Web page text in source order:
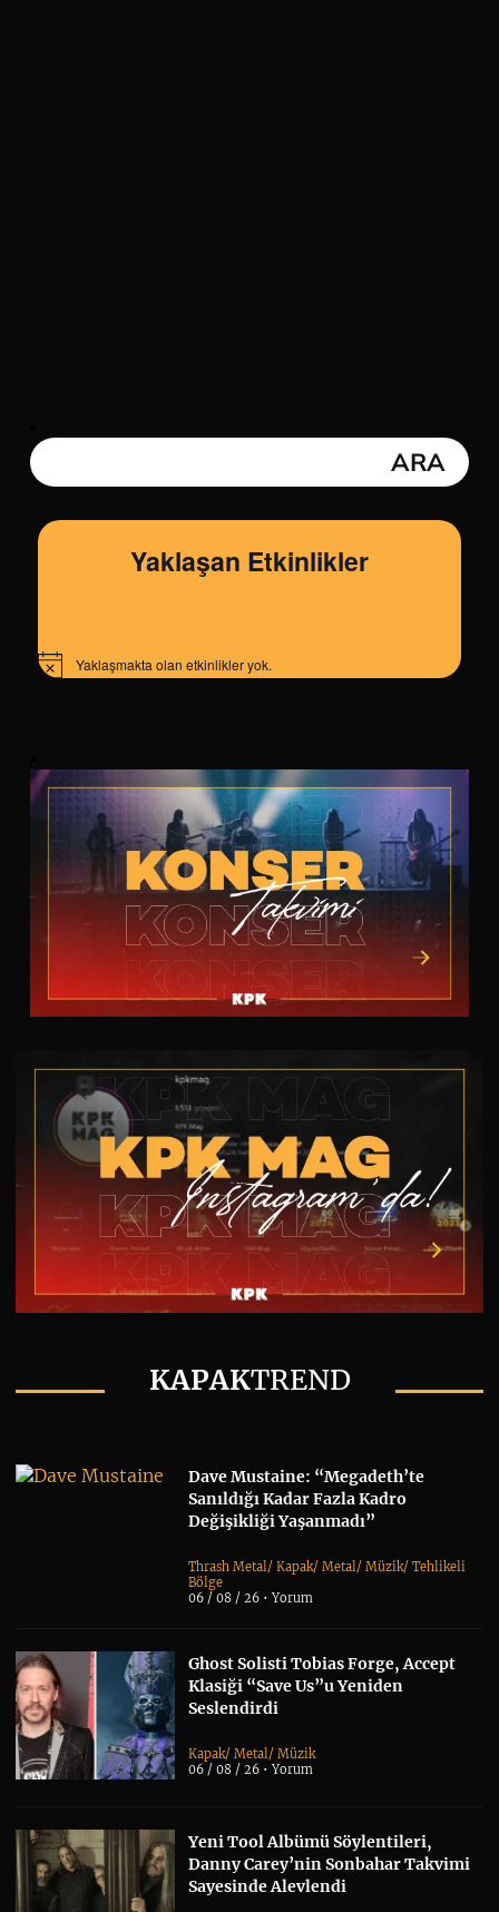
Yaklaşan Etkinlikler
Notice Yaklaşmakta olan etkinlikler yok.
KAPAKTREND
Dave Mustaine: “Megadeth’te
Sanıldığı Kadar Fazla Kadro
Değişikliği Yaşanmadı”
Thrash Metal/Kapak/Metal/Müzik/Tehlikeli
Bölge
06 / 08 / 26 •Yorum
Ghost Solisti Tobias Forge, Accept
Klasiği “Save Us”u Yeniden
Seslendirdi
Kapak/Metal/Müzik
06 / 08 / 26 •Yorum
Yeni Tool Albümü Söylentileri,
Danny Carey’nin Sonbahar Takvimi
Sayesinde Alevlendi